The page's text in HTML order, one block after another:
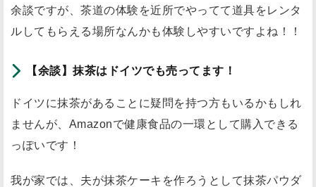
余談ですが、茶道の体験を近所でやってて道具をレンタ
ルしてもらえる場所なんかも体験しやすいですよね！！
【余談】抹茶はドイツでも売ってます！
ドイツに抹茶があることに疑問を持つ方もいるかもしれ
ませんが、Amazonで健康食品の一環として購入できる
っぽいです！
我が家では、夫が抹茶ケーキを作ろうとして抹茶パウダ